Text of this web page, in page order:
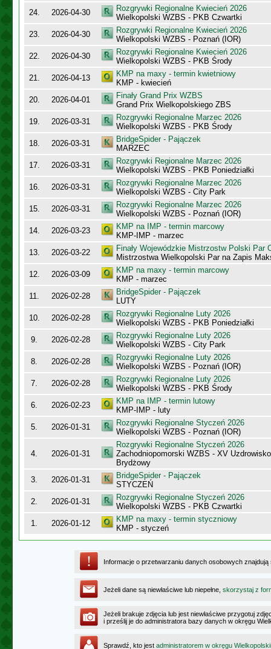
24. 2026-04-30
Rozgrywki Regionalne Kwiecień 2026
Wielkopolski WZBS - PKB Czwartki
23.
2026-04-30
Rozgrywki Regionalne Kwiecień 2026
Wielkopolski WZBS - Poznań (IOR)
22.
2026-04-30
Rozgrywki Regionalne Kwiecień 2026
Wielkopolski WZBS - PKB Środy
21.
2026-04-13
KMP na maxy - termin kwietniowy
KMP - kwiecień
20.
2026-04-01
Finały Grand Prix WZBS
Grand Prix Wielkopolskiego ZBS
19.
2026-03-31
Rozgrywki Regionalne Marzec 2026
Wielkopolski WZBS - PKB Środy
18.
2026-03-31
BridgeSpider - Pajączek
MARZEC
17.
2026-03-31
Rozgrywki Regionalne Marzec 2026
Wielkopolski WZBS - PKB Poniedziałki
16.
2026-03-31
Rozgrywki Regionalne Marzec 2026
Wielkopolski WZBS - City Park
15.
2026-03-31
Rozgrywki Regionalne Marzec 2026
Wielkopolski WZBS - Poznań (IOR)
14.
2026-03-23
KMP na IMP - termin marcowy
KMP-IMP - marzec
13.
2026-03-22
Finały Wojewódzkie Mistrzostw Polski Par
Mistrzostwa Wielkopolski Par na Zapis
12.
2026-03-09
KMP na maxy - termin marcowy
KMP - marzec
11.
2026-02-28
BridgeSpider - Pajączek
LUTY
10.
2026-02-28
Rozgrywki Regionalne Luty 2026
Wielkopolski WZBS - PKB Poniedziałki
9.
2026-02-28
Rozgrywki Regionalne Luty 2026
Wielkopolski WZBS - City Park
8.
2026-02-28
Rozgrywki Regionalne Luty 2026
Wielkopolski WZBS - Poznań (IOR)
7.
2026-02-28
Rozgrywki Regionalne Luty 2026
Wielkopolski WZBS - PKB Środy
6.
2026-02-23
KMP na IMP - termin lutowy
KMP-IMP - luty
5.
2026-01-31
Rozgrywki Regionalne Styczeń 2026
Wielkopolski WZBS - Poznań (IOR)
4. 2026-01-31
Rozgrywki Regionalne Styczeń 2026
Zachodniopomorski WZBS - XV
Brydżowy
3.
2026-01-31
BridgeSpider - Pajączek
STYCZEŃ
2.
2026-01-31
Rozgrywki Regionalne Styczeń 2026
Wielkopolski WZBS - PKB Czwartki
1.
2026-01-12
KMP na maxy - termin styczniowy
KMP - styczeń
Informacje o przetwarzaniu danych osobowych
Jeżeli dane są niewłaściwe lub niepełne, skorzystaj z
Jeżeli brakuje zdjęcia lub jest niewłaściwe przygotuj
i prześlij je do administratora bazy danych w okręgu
Sprawdź, kto jest administratorem w okręgu